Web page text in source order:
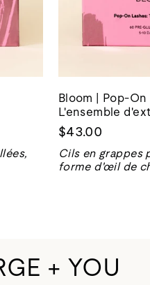
Bloom | Pop-On
L'ensemble
$43.00
Cils en grappes
forme d'œil de
+ YOU